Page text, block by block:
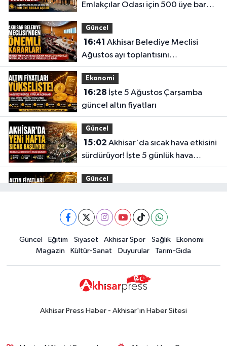
Emlakçılar Odası için 500 üye barajı
aşıldı
Güncel
16:41
Ağustos ayı toplantısını
gerçekleştirdi
Ekonomi
16:28
güncel altın fiyatları
Güncel
15:02
sürdürüyor! İşte 5 günlük hava
durumu
Güncel
güncel fiyatlar
14:40Türkiye'nin En İyi Kuruyemiş
Markası: Halktan
Siyaset
15:49
Güncel Eğitim Siyaset Akhisar Spor Sağlık
Ekonomi
Magazin
Kültür-Sanat Duyurular Tarım-Gıda
Akhisar Press Haber - Akhisar'ın Haber Sitesi